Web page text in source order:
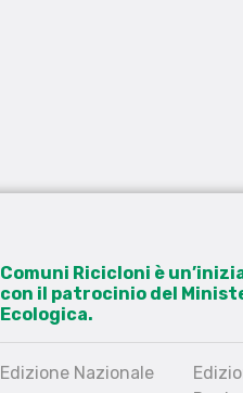
Comuni Ricicloni è
con il patrocinio del
Ecologica.
Edizione Nazionale